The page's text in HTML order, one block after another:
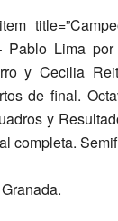
Pablo Lima
y Cecilia
de final.
y
completa.